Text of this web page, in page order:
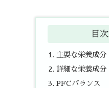
目次
主要な栄養成分
詳細な栄養成分
PFCバランス